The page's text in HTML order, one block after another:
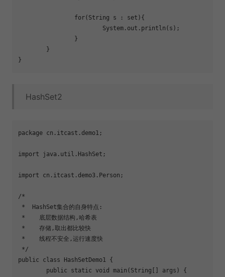
for(String s : set ){
HashSet2
package cn.itcast.demo1;
import java.util.HashSet;
import cn.itcast.demo3.Person;
/*
*  HashSet集合的自身特点:
*    底层数据结构,哈希表
*    存储,取出都比较快
*    线程不安全,运行速度快
*/
public class HashSetDemo1 {